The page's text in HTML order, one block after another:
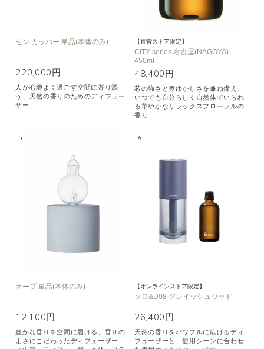
セン カッパー 単品(本体のみ)
220,000円
人が心地よく過ごす空間に寄り添
う、天然の香りのためのディフュー
ザー
【直営ストア限定】
CITY series 名古屋(NAGOYA)
450ml
48,400円
芯の強さと奥ゆかしさを兼ね備え、
いつでも自分らしく自然体でいられ
る華やかなリラックスフローラルの
香り
オーブ 単品(本体のみ)
12,100円
豊かな香りを空間に届ける、香りの
よさにこだわったディフューザー
【オンラインストア限定】
ソロ&D08 グレイッシュウッド
26,400円
天然の香りをパワフルに広げるディ
フューザーと、使用シーンに合わせ